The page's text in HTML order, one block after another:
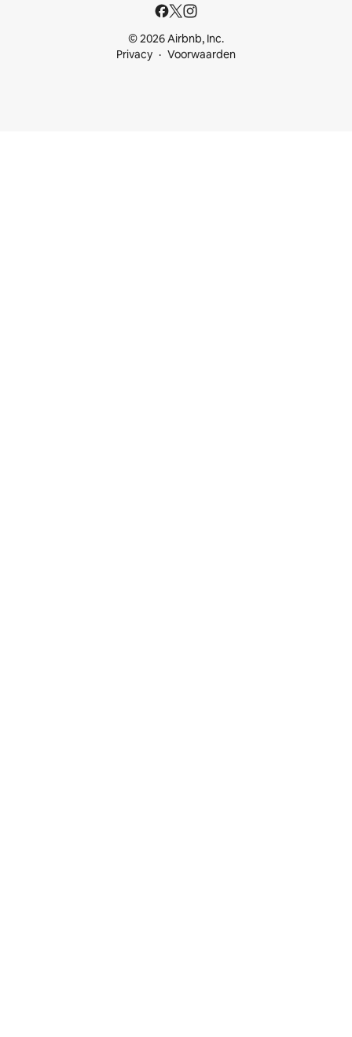
© 2026 Airbnb, Inc.
Privacy
Voorwaarden